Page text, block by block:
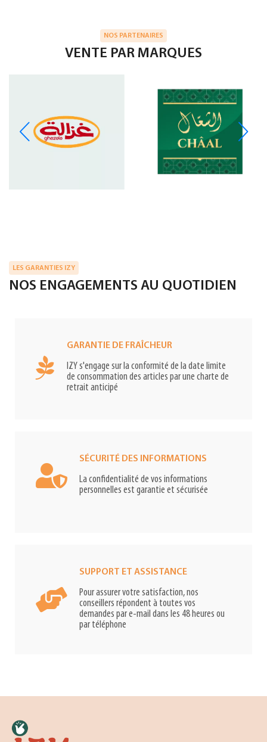
NOS PARTENAIRES
VENTE PAR MARQUES
LES GARANTIES IZY
NOS ENGAGEMENTS AU QUOTIDIEN
GARANTIE DE FRAÎCHEUR
IZY s'engage sur la conformité de la date limite
de consommation des articles par une charte de
retrait anticipé
SÉCURITÉ DES INFORMATIONS
La confidentialité de vos informations
personnelles est garantie et sécurisée
SUPPORT ET ASSISTANCE
Pour assurer votre satisfaction, nos
conseillers répondent à toutes vos
demandes par e-mail dans les 48 heures ou
par téléphone